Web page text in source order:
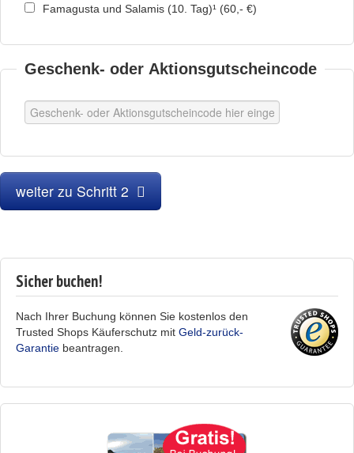
Famagusta und Salamis (10. Tag)¹ (60,- €)
Geschenk- oder Aktionsgutscheincode
weiter zu Schritt 2
Sicher buchen!
Nach Ihrer Buchung können Sie kostenlos den
Trusted Shops Käuferschutz mit Geld-zurück-
Garantie beantragen.